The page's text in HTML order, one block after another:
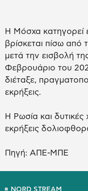
Η Μόσχα κατηγορεί
βρίσκεται πίσω από
μετά την εισβολή
Φεβρουάριο του
διέταξε,
εκρήξεις.
Η Ρωσία και
εκρήξεις
Πηγή: ΑΠΕ-ΜΠΕ